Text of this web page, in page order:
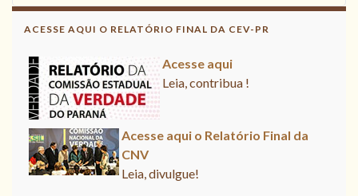
ACESSE AQUI O RELATÓRIO FINAL DA CEV-PR
Acesse aqui
Leia, contribua !
Acesse aqui o Relatório Final da
CNV
Leia, divulgue!